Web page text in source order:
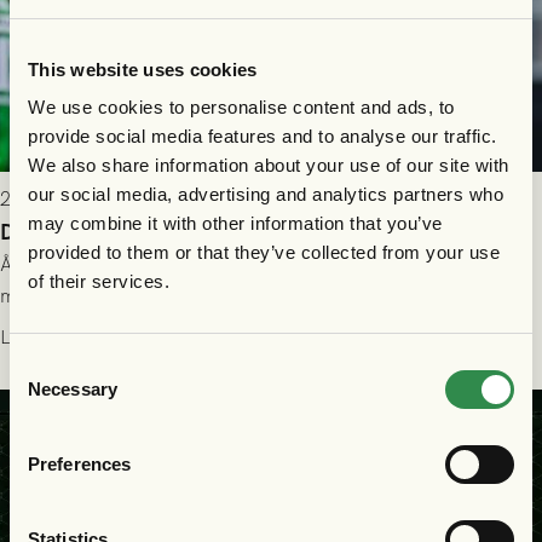
This website uses cookies
We use cookies to personalise content and ads, to
provide social media features and to analyse our traffic.
We also share information about your use of our site with
our social media, advertising and analytics partners who
may combine it with other information that you’ve
provided to them or that they’ve collected from your use
of their services.
Selection
Necessary
Preferences
2026-07-26 21:00
Delad poäng mot Halmstads BK
Åter i Allsvenskan stod Halmstads BK för motståndet i en
match som vägde tungt till fördel för GAIS, men där poängen
delades efter dramatik på tilläggstid.
Läs mer